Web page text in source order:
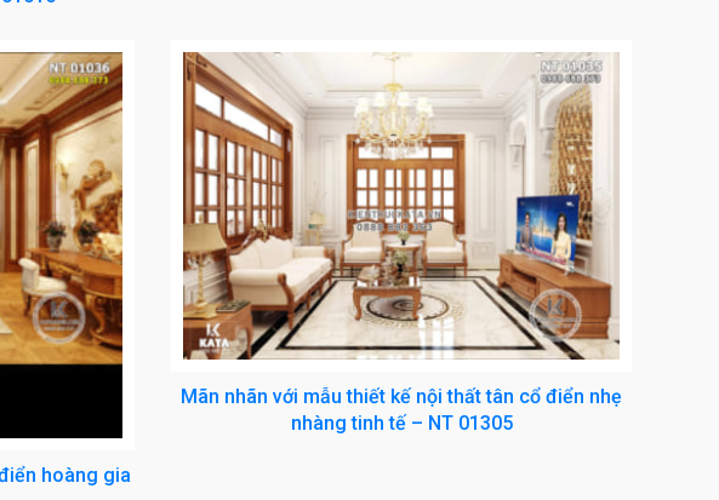
hoàng gia
Mãn nhãn với mẫu thiết kế nội thất tân cổ điển nhẹ
nhàng tinh tế – NT 01305